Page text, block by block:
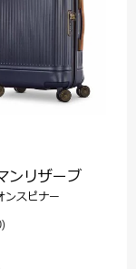
ンリザーブ
ンスピナー